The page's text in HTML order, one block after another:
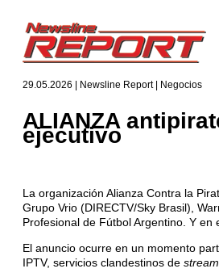
29.05.2026 | Newsline Report | Negocios
ALIANZA
ejecutivo
La organización Alianza Contra la
Grupo Vrio (DIRECTV/Sky Brasil),
Profesional de Fútbol Argentino. Y
El anuncio ocurre en un momento
IPTV, servicios clandestinos de